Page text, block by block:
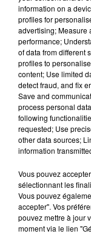
Cet élément
dépôt de
souhaitez
en
PRÈS
information on a
profiles for
advertising; Measure
performance;
of data from different
profiles to
content; Use limited
detect fraud, and fix
Save and
process personal
following
requested; Use
other data sources;
information
Vous pouvez
sélectionnant les
Vous pouvez
accepter". Vos
pouvez mettre à jour
moment via le lien